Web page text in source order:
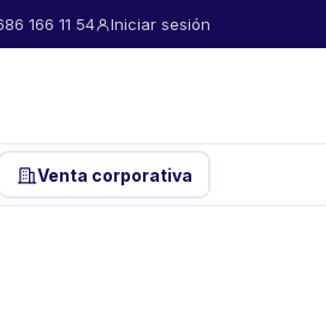
166 11 54 Iniciar sesión
Venta corporativa